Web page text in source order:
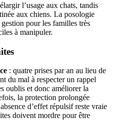
l’usage aux chats, tandis
aux chiens. La posologie
pour les familles très
à manipuler.
: quatre prises par an au lieu de
du mal à respecter un rappel
oublis et donc améliorer la
la protection prolongée
d’effet répulsif reste vraie
doivent mordre pour être